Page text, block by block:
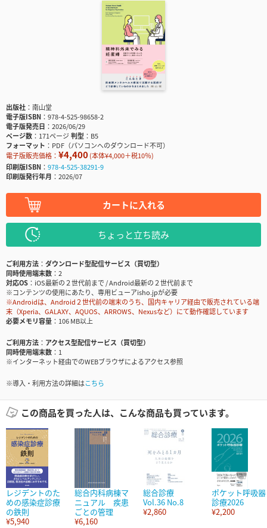
出版社
南山堂
電子版ISBN
978-4-525-98658-2
電子版発売日
2026/06/29
ページ数
171ページ判型
B5
フォーマット
PDF（パソコンへのダウンロード不可）
電子版販売価格： ¥4,400(本体¥4,000＋税10％)
印刷版ISBN
978-4-525-38291-9
印刷版発行年月
2026/07
カートに入れる
ちょっと立ち読み
ご利用方法
ダウンロード型配信サービス（買切型）
同時使用端末数
2
対応OS
iOS最新の２世代前まで / Android最新の２世代前まで
※コンテンツの使用にあたり、専用ビューアisho.jpが必要
※Androidは、Android２世代前の端末のうち、国内キャリア経由で販売されている端
末（Xperia、GALAXY、AQUOS、ARROWS、Nexusなど）にて動作確認しています
必要メモリ容量
106 MB以上
ご利用方法
アクセス型配信サービス（買切型）
同時使用端末数
1
※インターネット経由でのWEBブラウザによるアクセス参照
※導入・利用方法の詳細はこちら
この商品を買った人は、こんな商品も買っています。
レジデントのた
めの感染症診療
の鉄則
¥5,940
総合内科病棟マ
ニュアル 疾患
ごとの管理
¥6,160
総合診療
Vol.36 No.8
¥2,860
ポケット呼吸器
診療2026
¥2,200